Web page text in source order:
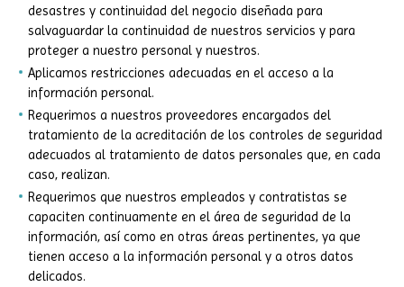
desastres y continuidad del negocio diseñada para
salvaguardar la continuidad de nuestros servicios y para
proteger a nuestro personal y nuestros.
Aplicamos restricciones adecuadas en el acceso a la
información personal.
Requerimos a nuestros proveedores encargados del
tratamiento de la acreditación de los controles de seguridad
adecuados al tratamiento de datos personales que, en cada
caso, realizan.
Requerimos que nuestros empleados y contratistas se
capaciten continuamente en el área de seguridad de la
información, así como en otras áreas pertinentes, ya que
tienen acceso a la información personal y a otros datos
delicados.